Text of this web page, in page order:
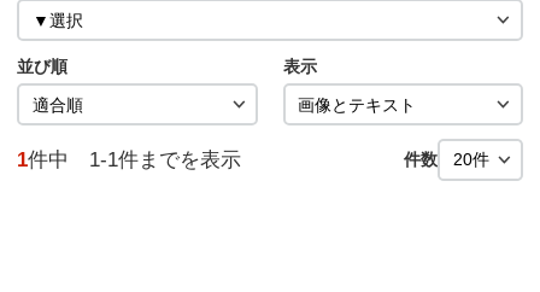
並び順 表示
1件中 1-1件までを表示 件数